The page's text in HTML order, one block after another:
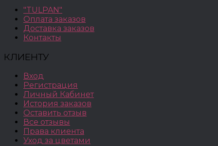
"TULPAN"
Оплата заказов
Доставка заказов
Контакты
КЛИЕНТУ
Вход
Регистрация
Личный Кабинет
История заказов
Оставить отзыв
Все отзывы
Права клиента
Уход за цветами